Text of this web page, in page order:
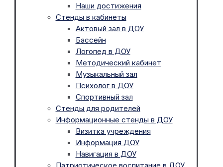
Наши достижения
Стенды в кабинеты
Актовый зал в ДОУ
Бассейн
Логопед в ДОУ
Методический кабинет
Музыкальный зал
Психолог в ДОУ
Спортивный зал
Стенды для родителей
Информационные стенды в ДОУ
Визитка учреждения
Информация ДОУ
Навигация в ДОУ